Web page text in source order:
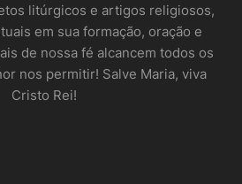
litúrgicos e artigos religiosos,
em sua formação, oração e
de nossa fé alcancem todos os
nos permitir! Salve Maria, viva
Cristo Rei!